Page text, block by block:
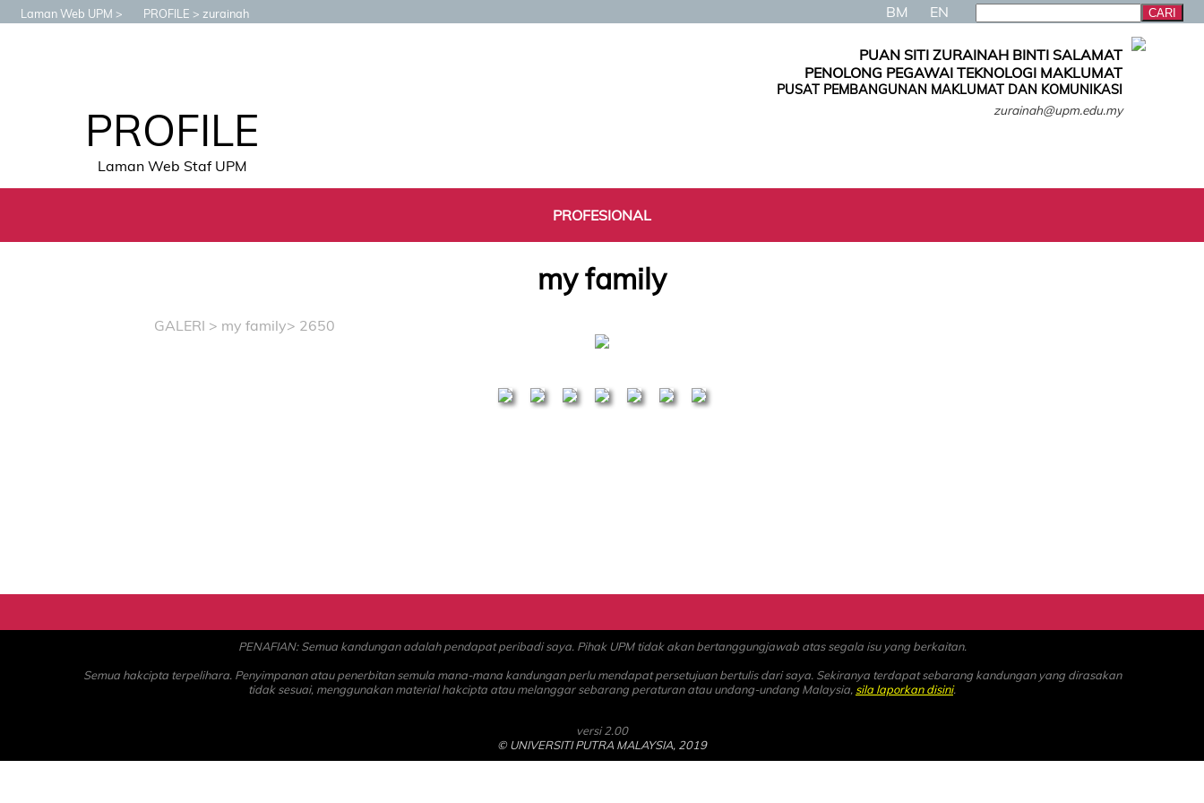
Laman Web UPM PROFILE zurainah BM EN
PROFILE
Laman Web Staf UPM
PUAN SITI ZURAINAH BINTI SALAMAT
PENOLONG PEGAWAI TEKNOLOGI MAKLUMAT
PUSAT PEMBANGUNAN MAKLUMAT DAN KOMUNIKASI
zurainah@upm.edu.my
PROFESIONAL
my family
GALERI > my family> 2650
PENAFIAN: Semua kandungan adalah pendapat peribadi saya. Pihak UPM tidak akan bertanggungjawab atas segala isu yang berkaitan.
Semua hakcipta terpelihara. Penyimpanan atau penerbitan semula mana-mana kandungan perlu mendapat persetujuan bertulis dari saya. Sekiranya terdapat sebarang kandungan yang dirasakan
tidak sesuai, menggunakan material hakcipta atau melanggar sebarang peraturan atau undang-undang Malaysia, sila laporkan disini.
versi 2.00
© UNIVERSITI PUTRA MALAYSIA, 2019